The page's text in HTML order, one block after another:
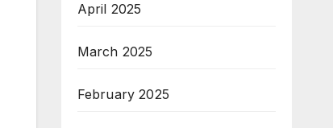
April 2025
March 2025
February 2025